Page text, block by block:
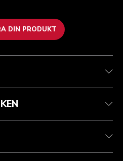
DIN PRODUKT